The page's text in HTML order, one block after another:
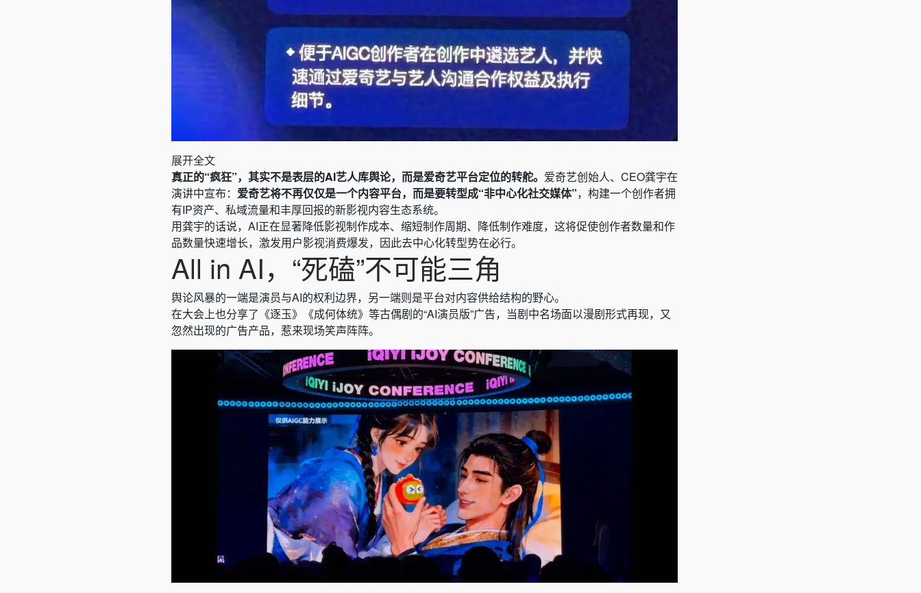
展开全文
真正的“疯狂”，其实不是表层的AI艺人库舆论，而是爱奇艺平台定位的转舵。 爱奇艺创始人、CEO龚宇在
演讲中宣布： 爱奇艺将不再仅仅是一个内容平台，而是要转型成“非中心化社交媒体”，构建一个创作者拥
有IP资产、私域流量和丰厚回报的新影视内容生态系统。
用龚宇的话说，AI正在显著降低影视制作成本、缩短制作周期、降低制作难度，这将促使创作者数量和作
品数量快速增长，激发用户影视消费爆发，因此去中心化转型势在必行。
All in AI，“死磕”不可能三角
舆论风暴的一端是演员与AI的权利边界，另一端则是平台对内容供给结构的野心。
在大会上也分享了《逐玉》《成何体统》等古偶剧的“AI演员版”广告，当剧中名场面以漫剧形式再现，又
忽然出现的广告产品，惹来现场笑声阵阵。